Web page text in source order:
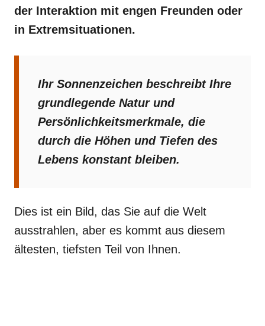
der Interaktion mit engen Freunden oder
in Extremsituationen.
Ihr Sonnenzeichen beschreibt Ihre
grundlegende Natur und
Persönlichkeitsmerkmale, die
durch die Höhen und Tiefen des
Lebens konstant bleiben.
Dies ist ein Bild, das Sie auf die Welt
ausstrahlen, aber es kommt aus diesem
ältesten, tiefsten Teil von Ihnen.